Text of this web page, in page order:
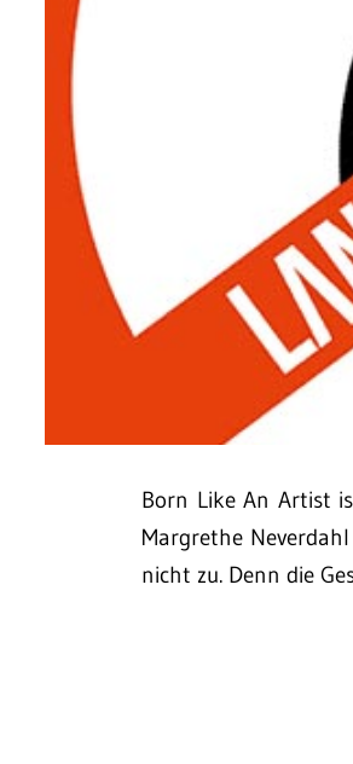
Born Like An Artist
Margrethe
nicht zu. Denn die